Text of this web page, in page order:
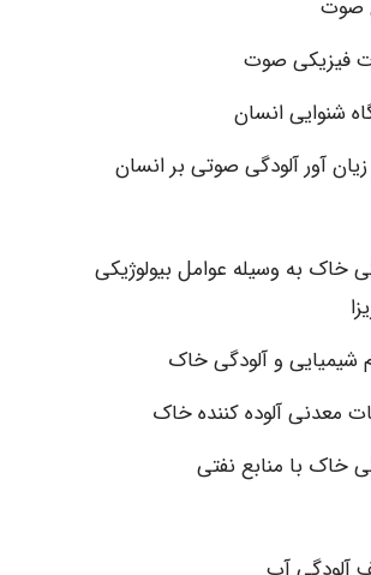
صوت
فیزیکی صوت
شنوایی انسان
زیان آور آلودگی صوتی بر انسان
خاک به وسیله عوامل بیولوژیکی
شیمیایی و آلودگی خاک
معدنی آلوده کننده خاک
خاک با منابع نفتی